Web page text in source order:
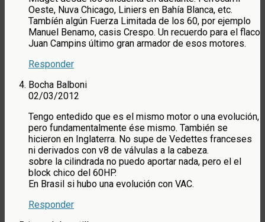
Oeste, Nuva Chicago, Liniers en Bahía Blanca, etc.
Tambíén algún Fuerza Limitada de los 60, por ejemplo
Manuel Benamo, casis Crespo. Un recuerdo para el flaco
Juan Campins último gran armador de esos motores.
Responder
Bocha Balboni
02/03/2012
Tengo entedido que es el mismo motor o una evolución,
pero fundamentalmente ése mismo. También se
hicieron en Inglaterra. No supe de Vedettes franceses
ni derivados con v8 de válvulas a la cabeza.
sobre la cilindrada no puedo aportar nada, pero el el
block chico del 60HP.
En Brasil si hubo una evolución con VAC.
Responder